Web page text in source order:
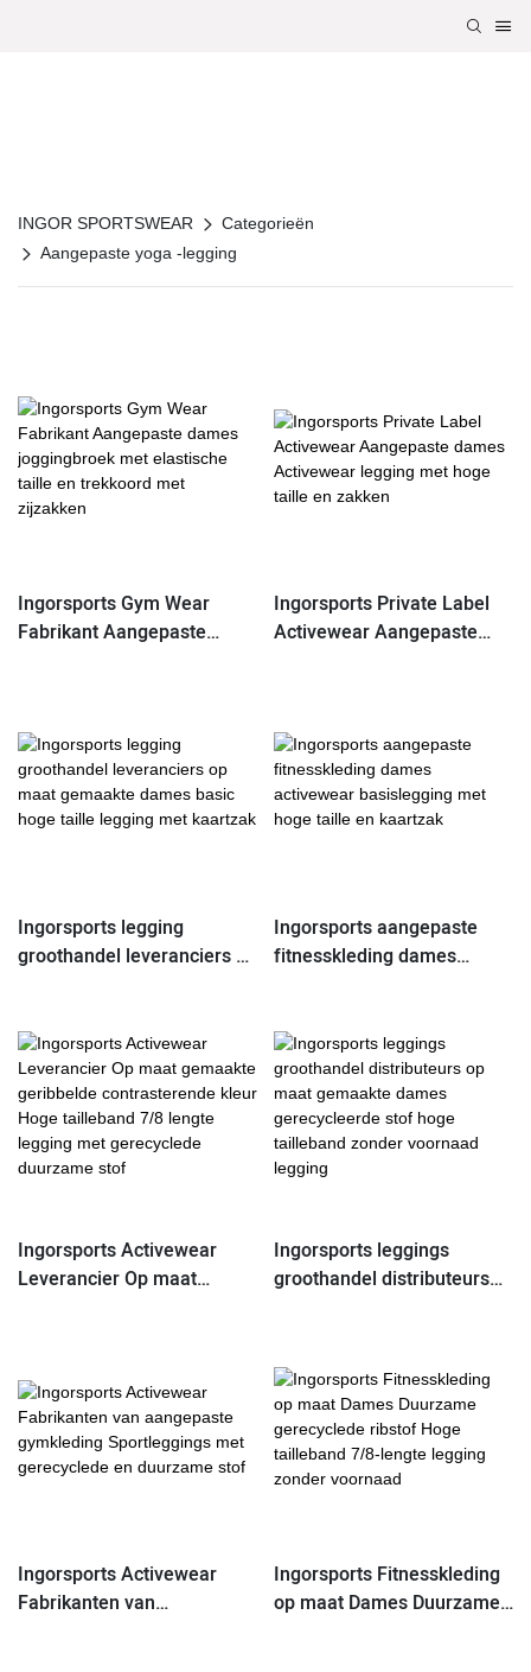
INGOR SPORTSWEAR
Categorieën
Aangepaste yoga -legging
Ingorsports Gym Wear
Fabrikant Aangepaste
Ingorsports Private Label
Activewear Aangepaste
Ingorsports legging
groothandel leveranciers op
met kaartzak
Ingorsports aangepaste
fitnesskleding dames
Ingorsports Activewear
Leverancier Op maat
legging met gerecyclede
duurzame stof
Ingorsports leggings
groothandel distributeurs
tailleband zonder voornaad
legging
Ingorsports Activewear
Fabrikanten van
Ingorsports Fitnesskleding
op maat Dames Duurzame